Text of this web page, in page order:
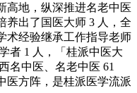
高地，纵深推进名老中医
养出了国医大师 3 人，全
术经验继承工作指导老师
者 1 人，「桂派中医大
名中医、名老中医 61
医方阵，是桂派医学流派